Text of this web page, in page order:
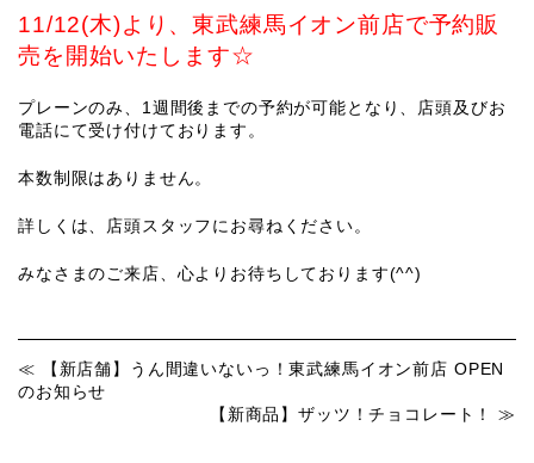
11/12(木)より、東武練馬イオン前店で予約販
売を開始いたします☆
プレーンのみ、1週間後までの予約が可能となり、店頭及びお
電話にて受け付けております。
本数制限はありません。
詳しくは、店頭スタッフにお尋ねください。
みなさまのご来店、心よりお待ちしております(^^)
【新店舗】うん間違いないっ！東武練馬イオン前店 OPEN
のお知らせ
【新商品】ザッツ！チョコレート！